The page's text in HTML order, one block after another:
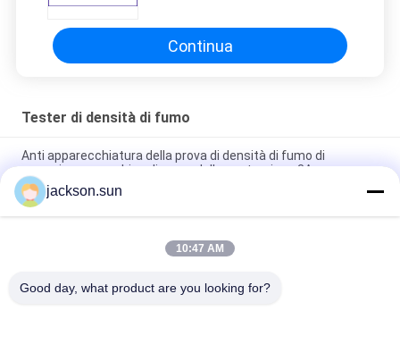
Continua
Tester di densità di fumo
Anti apparecchiatura della prova di densità di fumo di
corrosione, macchine di prova della costruzione 3A
Tester di densità di fumo del CE di CC 12V, macchina di prova
della mobilia 150×45×40cm
Tester bruciante di densità di fumo di decomposizione dei
jackson.sun
10:47 AM
Good day, what product are you looking for?